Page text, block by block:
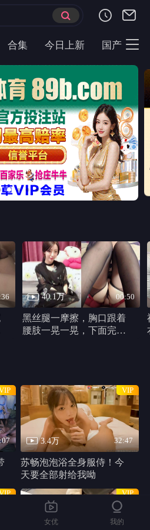
合集 今日上新 国产
40.1万 00:50
黑丝腿一摩擦，胸口跟着
腰肢一晃一晃，下面完全
3.4万 32:47
VIP
苏畅泡泡浴全身服侍！今
天要全部射给我呦
VIP
女优 我的